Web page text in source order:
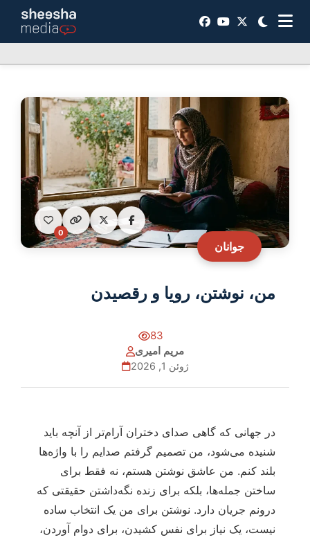
جوانان
0
من، نوشتن، رویا و رقصیدن
83
مریم امیری
ژوئن 1, 2026
در جهانی که گاهی صدای دختران آرام‌تر از آنچه باید
شنیده می‌شود، من تصمیم گرفتم صدایم را با واژه‌ها
بلند کنم. من عاشق نوشتن هستم، نه فقط برای
ساختن جمله‌ها، بلکه برای زنده نگه‌داشتن حقیقتی که
درونم جریان دارد. نوشتن برای من یک انتخاب ساده
نیست، یک نیاز برای نفس کشیدن، برای دوام آوردن،